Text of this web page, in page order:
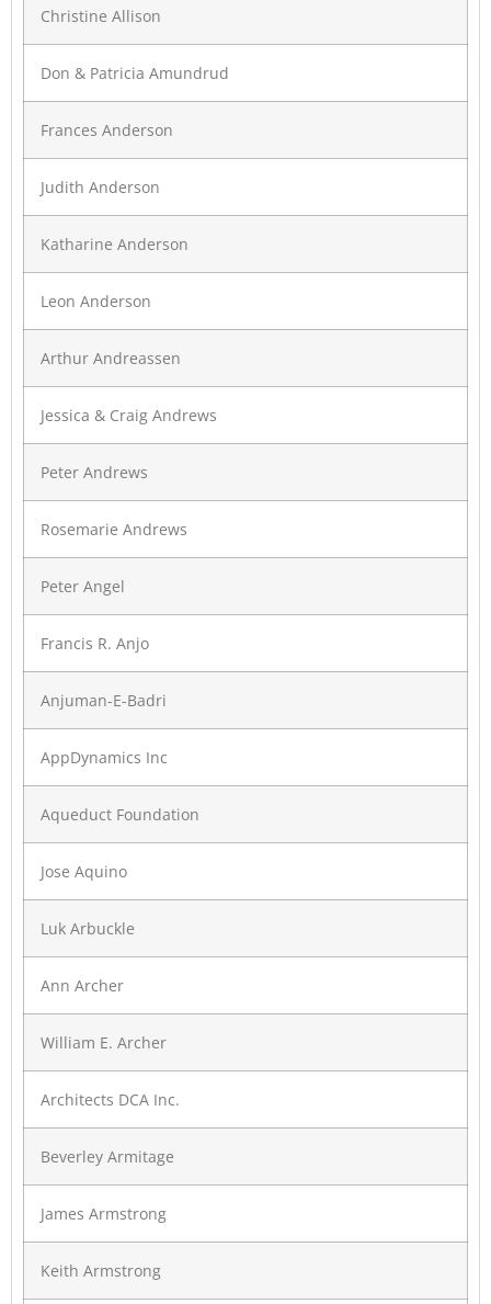
Christine Allison
Don & Patricia Amundrud
Frances Anderson
Judith Anderson
Katharine Anderson
Leon Anderson
Arthur Andreassen
Jessica & Craig Andrews
Peter Andrews
Rosemarie Andrews
Peter Angel
Francis R. Anjo
Anjuman-E-Badri
AppDynamics Inc
Aqueduct Foundation
Jose Aquino
Luk Arbuckle
Ann Archer
William E. Archer
Architects DCA Inc.
Beverley Armitage
James Armstrong
Keith Armstrong